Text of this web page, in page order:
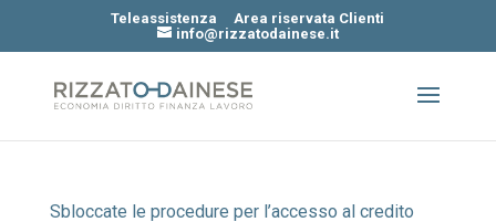
Teleassistenza
Area riservata Clienti
info@rizzatodainese.it
Sbloccate le procedure per l’accesso al credito